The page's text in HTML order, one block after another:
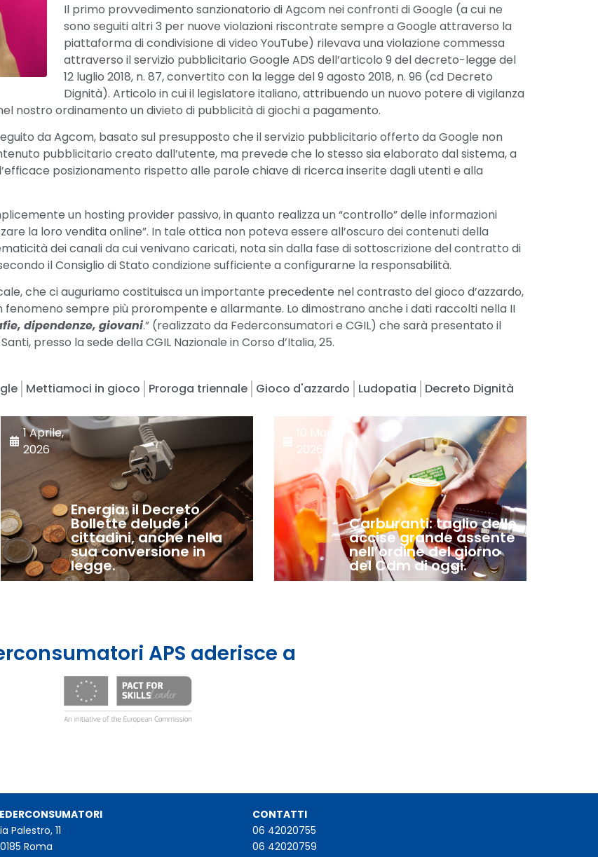
Il primo provvedimento sanzionatorio di Agcom nei confronti di Google (a cui ne
sono seguiti altri 3 per nuove violazioni riscontrate sempre a Google attraverso la
piattaforma di condivisione di video YouTube) rilevava una violazione commessa
attraverso il servizio pubblicitario Google ADS dell’articolo 9 del decreto-legge del
12 luglio 2018, n. 87, convertito con la legge del 9 agosto 2018, n. 96 (cd Decreto
Dignità). Articolo in cui il legislatore italiano, attribuendo un nuovo potere di vigilanza
nostro ordinamento un divieto di pubblicità di giochi a pagamento.
da Agcom, basato sul presupposto che il servizio pubblicitario offerto da Google non
pubblicitario creato dall’utente, ma prevede che lo stesso sia elaborato dal sistema, a
posizionamento rispetto alle parole chiave di ricerca inserite dagli utenti e alla
un hosting provider passivo, in quanto realizza un “controllo” delle informazioni
la loro vendita online”. In tale ottica non poteva essere all’oscuro dei contenuti della
dei canali da cui venivano caricati, nota sin dalla fase di sottoscrizione del contratto di
il Consiglio di Stato condizione sufficiente a configurarne la responsabilità.
che ci auguriamo costituisca un importante precedente nel contrasto del gioco d’azzardo,
sempre più prorompente e allarmante. Lo dimostrano anche i dati raccolti nella II
dipendenze, giovani.” (realizzato da Federconsumatori e CGIL) che sarà presentato il
presso la sede della CGIL Nazionale in Corso d’Italia, 25.
Mettiamoci in gioco Proroga triennale Gioco d'azzardo Ludopatia Decreto Dignità
1 Aprile,
2026
Energia: il Decreto
Bollette delude i
cittadini, anche nella
sua conversione in
legge.
10 Marzo,
2026
Carburanti: taglio delle
accise grande assente
nell’ordine del giorno
del Cdm di oggi.
APS aderisce a
Palestro, 11
Roma
CONTATTI
06 42020755
06 42020759